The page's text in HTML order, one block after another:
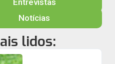
Entrevistas
Notícias
lidos: